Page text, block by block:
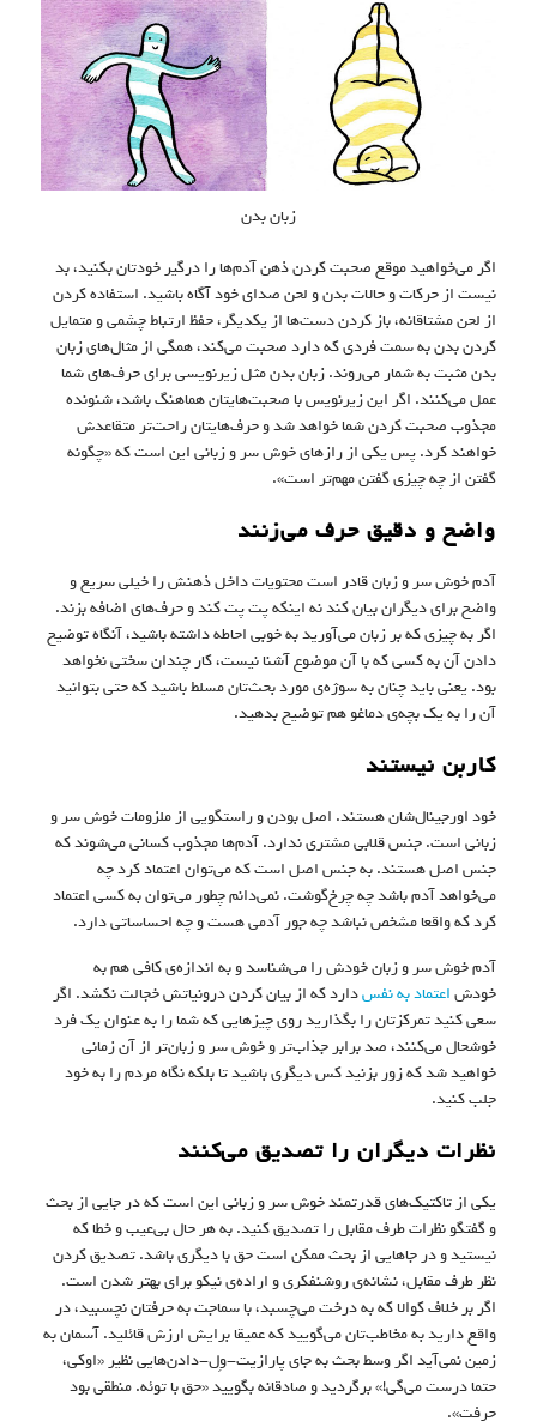
زبان بدن
اگر می‌خواهید موقع صحبت کردن ذهن آدم‌ها را درگیر خودتان بکنید، بد
نیست از حرکات و حالات بدن و لحن صدای خود آگاه باشید. استفاده کردن
از لحن مشتاقانه، باز کردن دست‌ها از یکدیگر، حفظ ارتباط چشمی و متمایل
کردن بدن به سمت فردی که دارد صحبت می‌کند، همگی از مثال‌های زبان
بدن مثبت به شمار می‌روند. زبان بدن مثل زیرنویسی برای حرف‌های شما
عمل می‌کنند. اگر این زیرنویس با صحبت‌هایتان هماهنگ باشد، شنونده
مجذوب صحبت کردن شما خواهد شد و حرف‌هایتان راحت‌تر متقاعدش
خواهند کرد. پس یکی از رازهای خوش سر و زبانی این است که «چگونه
گفتن از چه چیزی گفتن مهم‌تر است».
واضح و دقیق حرف می‌زنند
آدم خوش سر و زبان قادر است محتویات داخل ذهنش را خیلی سریع و
واضح برای دیگران بیان کند نه اینکه پت پت کند و حرف‌های اضافه بزند.
اگر به چیزی که بر زبان می‌آورید به خوبی احاطه داشته باشید، آنگاه توضیح
دادن آن به کسی که با‌ آن موضوع آشنا نیست، کار چندان سختی نخواهد
بود. یعنی باید چنان به سوژه‌ی مورد بحث‌تان مسلط باشید که حتی بتوانید
آن را به یک بچه‌ی دماغو هم توضیح بدهید.
کاربن نیستند
خود اورجینال‌شان هستند. اصل بودن و راستگویی از ملزومات خوش سر و
زبانی است. جنس قلابی مشتری ندارد. آدم‌ها مجذوب کسانی می‌شوند که
جنس اصل هستند. به جنس اصل است که می‌توان اعتماد کرد چه
می‌خواهد آدم باشد چه چرخ‌گوشت. نمی‌دانم چطور می‌توان به کسی اعتماد
کرد که واقعا مشخص نباشد چه جور آدمی هست و چه احساساتی دارد.
آدم خوش سر و زبان خودش را می‌شناسد و به اندازه‌ی کافی هم به
خودشاعتماد به نفسدارد که از بیان کردن درونیاتش خجالت نکشد. اگر
سعی کنید تمرکزتان را بگذارید روی چیزهایی که شما را به عنوان یک فرد
خوشحال می‌کنند، صد برابر جذاب‌تر و خوش سر و زبان‌تر از آن زمانی
خواهید شد که زور بزنید کس دیگری باشید تا بلکه نگاه مردم را به خود
جلب کنید.
نظرات دیگران را تصدیق می‌کنند
یکی از تاکتیک‌های قدرتمند خوش سر و زبانی این است که در جایی از بحث
و گفتگو نظرات طرف مقابل را تصدیق کنید. به هر حال بی‌عیب و خطا که
نیستید و در جاهایی از بحث ممکن است حق با دیگری باشد. تصدیق کردن
نظر طرف مقابل، نشانه‌‌ی روشنفکری و اراده‌ی نیکو برای بهتر شدن است.
اگر بر خلاف کوالا که به درخت می‌چسبد، با سماجت به حرفتان نچسبید، در
واقع دارید به مخاطب‌تان می‌گویید که عمیقا برایش ارزش قائلید. آسمان به
زمین نمی‌آید اگر وسط بحث به جای پارازیت-وِل-دادن‌هایی نظیر «اوکی،
حتما درست می‌گی!» برگردید و صادقانه بگویید «حق با توئه. منطقی بود
حرفت».